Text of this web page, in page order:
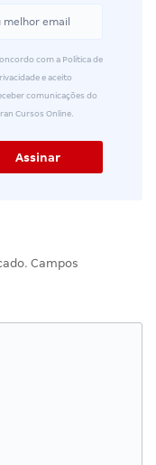
com a Política de
e aceito
comunicações do
Cursos Online.
Campos